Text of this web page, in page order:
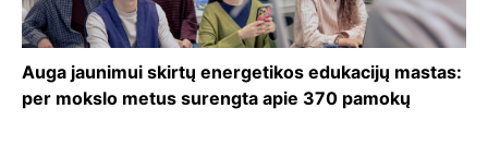
Auga jaunimui skirtų energetikos edukacijų mastas:
per mokslo metus surengta apie 370 pamokų